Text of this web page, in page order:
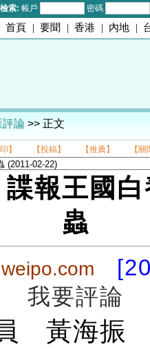
檢索: 帳戶 密碼
首頁 | 要聞 | 香港 | 內地 |
評論 >> 正文
】 【投稿】 【推薦】 【
報王國
蟲
我要評論
黃海振